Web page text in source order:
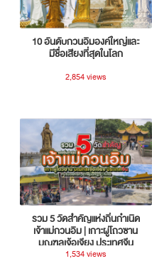
10 อันดับกวนอิมองค์ใหญ่และ
มีชื่อเสียงที่สุดในโลก
2,854 views
รวม 5 วัดสำคัญแห่งถิ่นกำเนิด
เจ้าแม่กวนอิม | เกาะผู่โถวซาน
มณฑลเจ้อเจียง ประเทศจีน
1,534 views